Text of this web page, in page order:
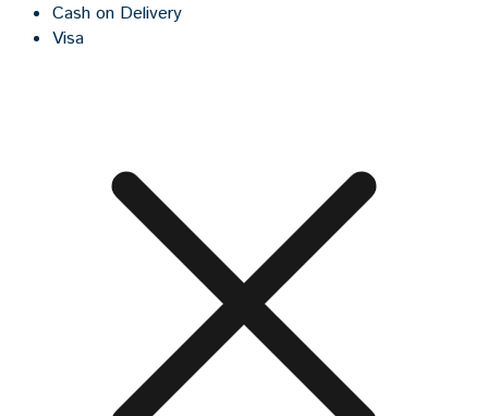
Cash on Delivery
Visa